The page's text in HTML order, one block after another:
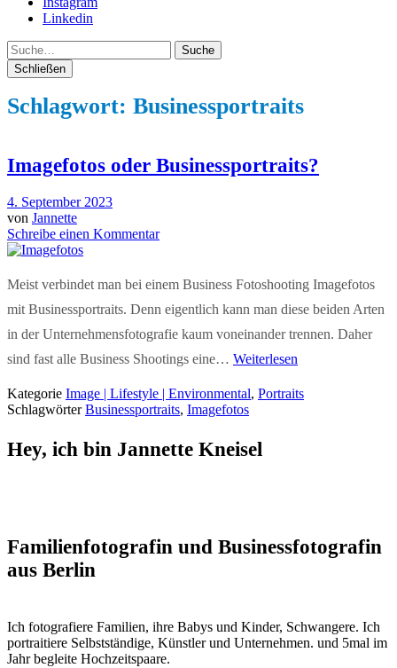
Linkedin
Suche
Schließen
Schlagwort: Businessportraits
Imagefotos oder Businessportraits?
4. September 2023
von Jannette
Schreibe einen Kommentar
Meist verbindet man bei einem Business Fotoshooting Imagefotos
mit Businessportraits. Denn eigentlich kann man diese beiden Arten
in der Unternehmensfotografie kaum voneinander trennen. Daher
sind fast alle Business Shootings eine… Weiterlesen
Kategorie Image | Lifestyle | Environmental, Portraits
SchlagwörterBusinessportraits, Imagefotos
Hey, ich bin Jannette Kneisel
Familienfotografin und Businessfotografin
aus Berlin
Ich fotografiere Familien, ihre Babys und Kinder, Schwangere. Ich
portraitiere Selbstständige, Künstler und Unternehmen. und 5mal im
Jahr begleite Hochzeitspaare.